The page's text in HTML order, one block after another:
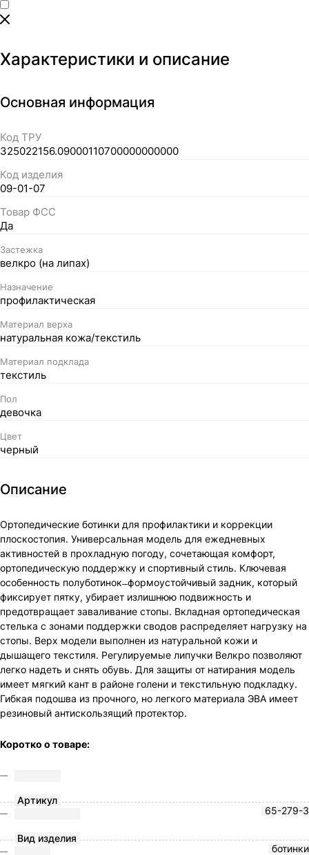
Характеристики и описание
Основная информация
Код ТРУ
325022156.09000110700000000000
Код изделия
09-01-07
Товар ФСС
Да
Застежка
велкро (на липах)
Назначение
профилактическая
Материал верха
натуральная кожа/текстиль
Материал подклада
текстиль
Пол
девочка
Цвет
черный
Описание
Ортопедические ботинки для профилактики и коррекции
плоскостопия. Универсальная модель для ежедневных
активностей в прохладную погоду, сочетающая комфорт,
ортопедическую поддержку и спортивный стиль. Ключевая
особенность полуботинок ̶ формоустойчивый задник, который
фиксирует пятку, убирает излишнюю подвижность и
предотвращает заваливание стопы. Вкладная ортопедическая
стелька с зонами поддержки сводов распределяет нагрузку на
стопы. Верх модели выполнен из натуральной кожи и
дышащего текстиля. Регулируемые липучки Велкро позволяют
легко надеть и снять обувь. Для защиты от натирания модель
имеет мягкий кант в районе голени и текстильную подкладку.
Гибкая подошва из прочного, но легкого материала ЭВА имеет
резиновый антискользящий протектор.
Коротко о товаре:
Артикул
65-279-3
Вид изделия
ботинки